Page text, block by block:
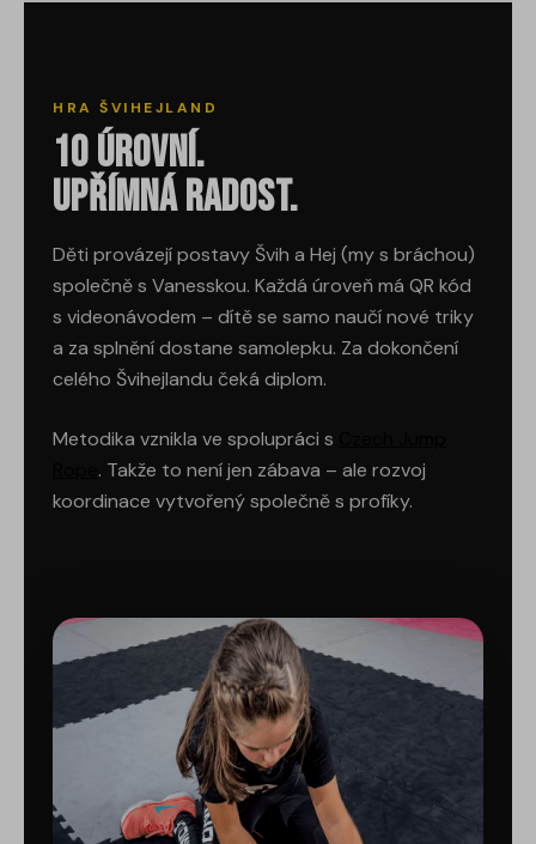
HRA ŠVIHEJLAND
10 úrovní.
Upřímná radost.
Děti provázejí postavy Švih a Hej (my s bráchou)
společně s Vanesskou. Každá úroveň má QR kód
s videonávodem – dítě se samo naučí nové triky
a za splnění dostane samolepku. Za dokončení
celého Švihejlandu čeká diplom.
Metodika vznikla ve spolupráci s
. Takže to není jen zábava – ale rozvoj
koordinace vytvořený společně s profíky.